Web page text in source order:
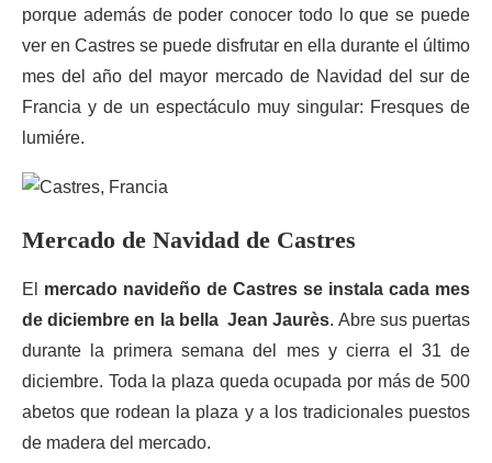
porque además de poder conocer todo lo que se puede
ver en Castres se puede disfrutar en ella durante el último
mes del año del mayor mercado de Navidad del sur de
Francia y de un espectáculo muy singular: Fresques de
lumiére.
Mercado de Navidad de Castres
El mercado navideño de Castres se instala cada mes
de diciembre en la bella Jean Jaurès. Abre sus puertas
durante la primera semana del mes y cierra el 31 de
diciembre. Toda la plaza queda ocupada por más de 500
abetos que rodean la plaza y a los tradicionales puestos
de madera del mercado.